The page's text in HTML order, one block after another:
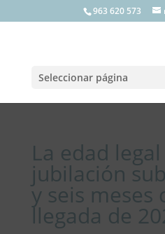
963 620 573
Seleccionar página
La edad
jubilación
y seis meses
llegada de